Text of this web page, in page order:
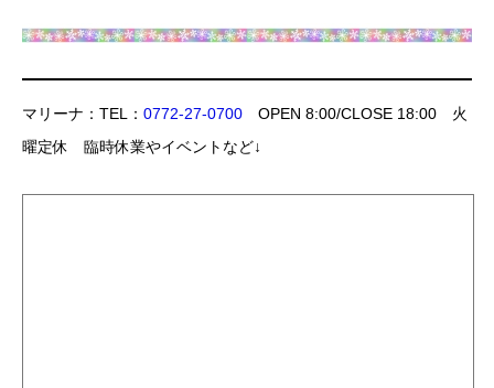
マリーナ：TEL： 0772-27-0700 OPEN 8:00/CLOSE 18:00 火
曜定休 臨時休業やイベントなど↓